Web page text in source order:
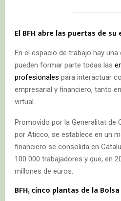
El BFH abre las puertas de
En el espacio de trabajo hay una
pueden formar parte todas las
profesionales para interactuar
empresarial y financiero, tanto
virtual.
Promovido por la Generalitat de
por Aticco, se establece en un
financiero se consolida en
100 000 trabajadores y que, en
millones de euros.
BFH, cinco plantas de la